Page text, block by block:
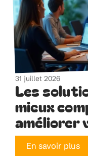
31 juillet 2026
Les
mieux
améliorer
En savoir plus